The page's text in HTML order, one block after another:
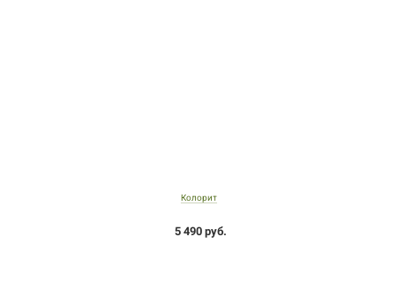
Колорит
5 490 руб.